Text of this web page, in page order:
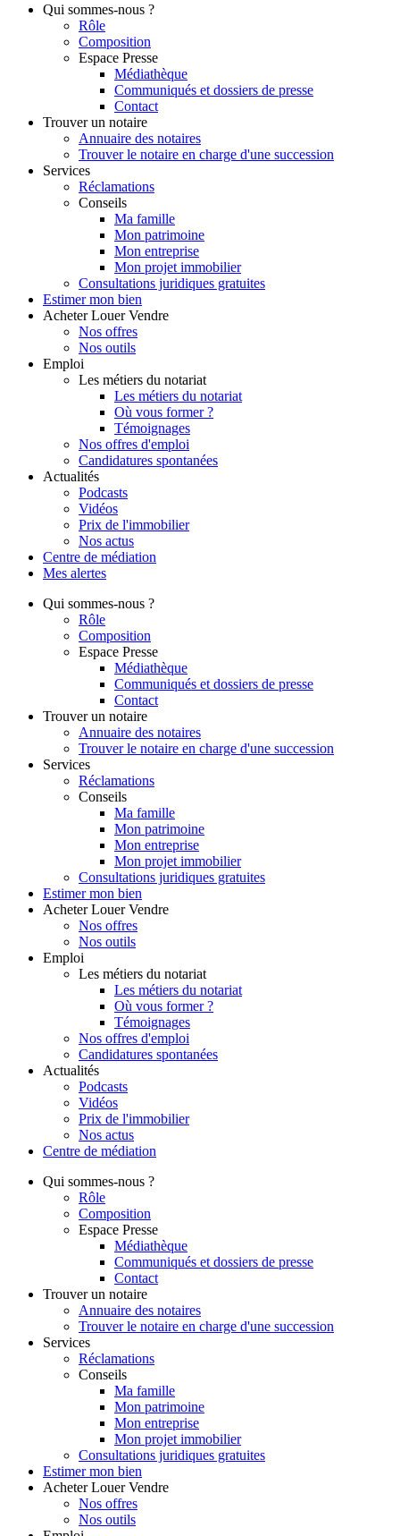
Qui sommes-nous ?
Rôle
Composition
Espace Presse
Médiathèque
Communiqués et dossiers de presse
Contact
Trouver un notaire
Annuaire des notaires
Trouver le notaire en charge d'une succession
Services
Réclamations
Conseils
Ma famille
Mon patrimoine
Mon entreprise
Mon projet immobilier
Consultations juridiques gratuites
Estimer mon bien
Acheter Louer Vendre
Nos offres
Nos outils
Emploi
Les métiers du notariat
Les métiers du notariat
Où vous former ?
Témoignages
Nos offres d'emploi
Candidatures spontanées
Actualités
Podcasts
Vidéos
Prix de l'immobilier
Nos actus
Centre de médiation
Mes alertes
Qui sommes-nous ?
Rôle
Composition
Espace Presse
Médiathèque
Communiqués et dossiers de presse
Contact
Trouver un notaire
Annuaire des notaires
Trouver le notaire en charge d'une succession
Services
Réclamations
Conseils
Ma famille
Mon patrimoine
Mon entreprise
Mon projet immobilier
Consultations juridiques gratuites
Estimer mon bien
Acheter Louer Vendre
Nos offres
Nos outils
Emploi
Les métiers du notariat
Les métiers du notariat
Où vous former ?
Témoignages
Nos offres d'emploi
Candidatures spontanées
Actualités
Podcasts
Vidéos
Prix de l'immobilier
Nos actus
Centre de médiation
Qui sommes-nous ?
Rôle
Composition
Espace Presse
Médiathèque
Communiqués et dossiers de presse
Contact
Trouver un notaire
Annuaire des notaires
Trouver le notaire en charge d'une succession
Services
Réclamations
Conseils
Ma famille
Mon patrimoine
Mon entreprise
Mon projet immobilier
Consultations juridiques gratuites
Estimer mon bien
Acheter Louer Vendre
Nos offres
Nos outils